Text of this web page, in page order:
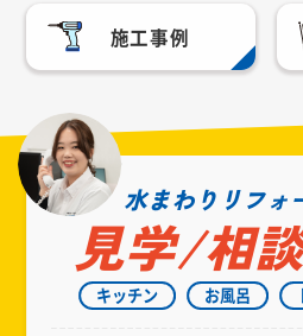
施工事例
水まわりリフォ
見学/相
キッチン お風呂